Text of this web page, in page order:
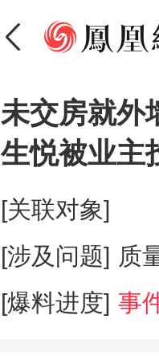
未交房就外
生悦被业主
[关联对象]
[涉及问题] 质
[爆料进度] 事